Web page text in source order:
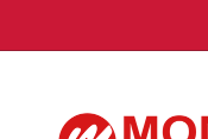
al
Moman